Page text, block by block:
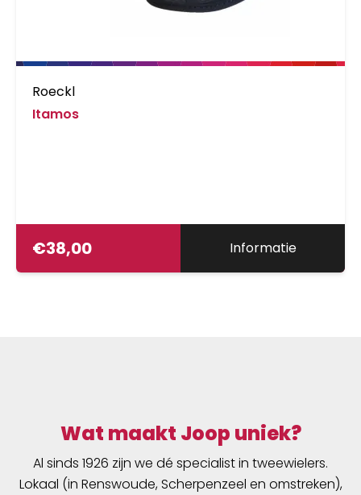
Roeckl
Itamos
€38,00 Informatie
Wat maakt Joop uniek?
Al sinds 1926 zijn we dé specialist in tweewielers.
Lokaal (in Renswoude, Scherpenzeel en omstreken),